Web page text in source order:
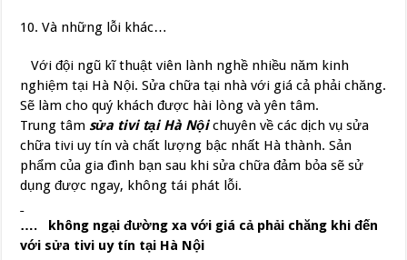
10. Và những lỗi khác…
Với đội ngũ kĩ thuật viên lành nghề nhiều năm kinh
nghiệm tại Hà Nội. Sửa chữa tại nhà với giá cả phải chăng.
Sẽ làm cho quý khách được hài lòng và yên tâm.
Trung tâm sửa tivi tại Hà Nộichuyên về các dịch vụ sửa
chữa tivi uy tín và chất lượng bậc nhất Hà thành. Sản
phẩm của gia đình bạn sau khi sửa chữa đảm bỏa sẽ sử
dụng được ngay, không tái phát lỗi.
…. không ngại đường xa với giá cả phải chăng khi đến
với sửa tivi uy tín tại Hà Nội